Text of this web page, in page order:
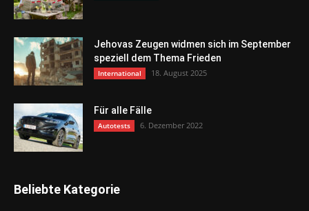
Jehovas Zeugen widmen sich im September
speziell dem Thema Frieden
International 18. August 2025
Für alle Fälle
Autotests 6. Dezember 2022
Beliebte Kategorie